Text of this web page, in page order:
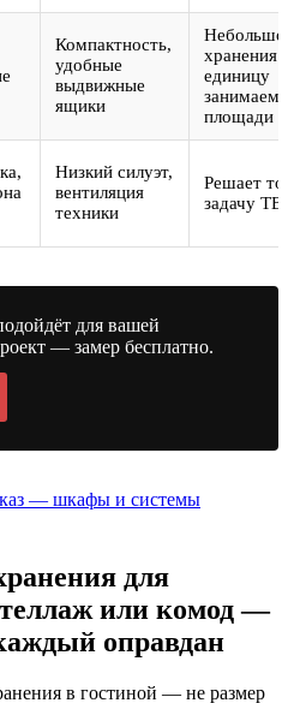
Компактность,
удобные
выдвижные
ящики
хранения
единицу
площади
Низкий силуэт,
вентиляция
техники
Решает
задачу
для вашей
— замер бесплатно.
для
или комод —
оправдан
в гостиной — не размер